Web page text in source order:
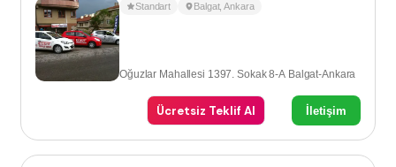
Standart Balgat,Ankara
Oğuzlar Mahallesi 1397. Sokak 8-A Balgat-Ankara
Ücretsiz Teklif Al İletişim